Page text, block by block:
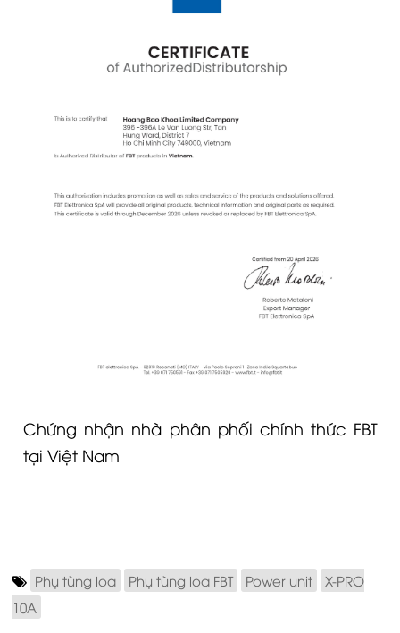
Chứng nhận nhà phân phối chính thức FBT
tại Việt Nam
Phụ tùng loa Phụ tùng loa FBT Power unit
X-PRO
10A